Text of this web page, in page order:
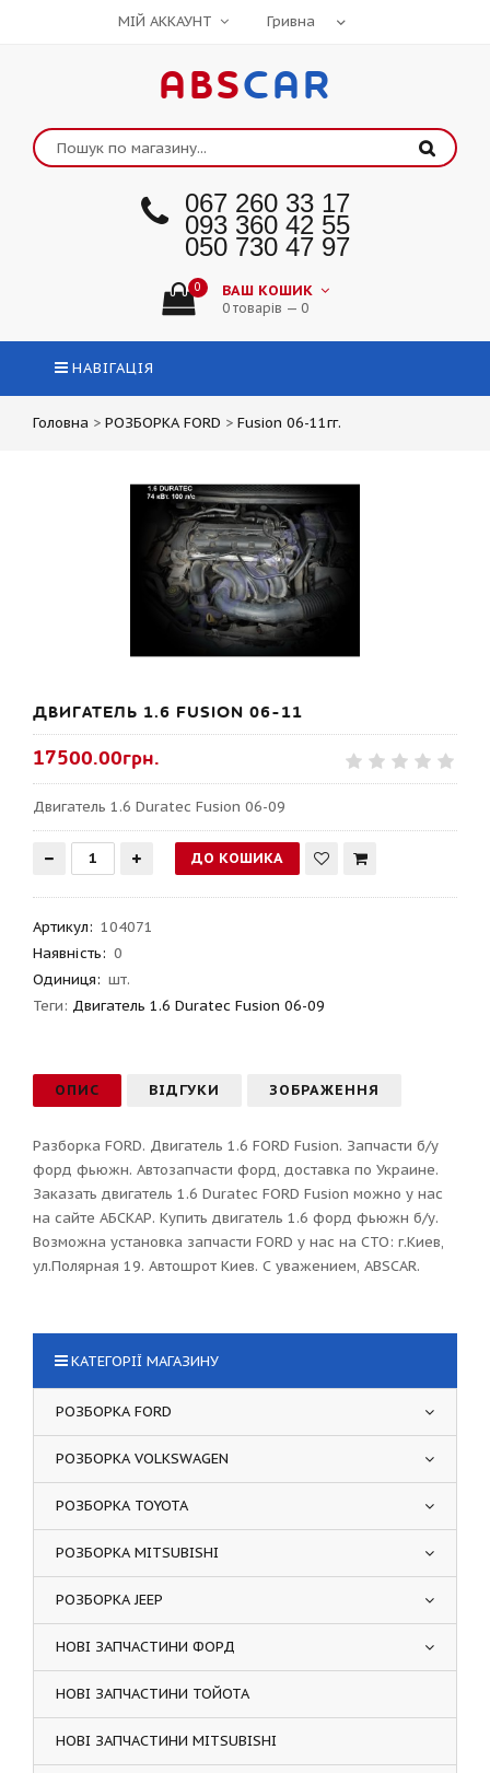
МІЙ АККАУНТ
ABSCAR
067 260 33 17
093 360 42 55
050 730 47 97
0 ВАШ КОШИК
0 товарів — 0
НАВІГАЦІЯ
Головна > РОЗБОРКА FORD > Fusion 06-11гг.
ДВИГАТЕЛЬ 1.6 FUSION 06-11
17500.00грн.
Двигатель 1.6 Duratec Fusion 06-09
Артикул: 104071
Наявність: 0
Одиниця: шт.
Теги: Двигатель 1.6 Duratec Fusion 06-09
ОПИС ВІДГУКИ ЗОБРАЖЕННЯ
Разборка FORD. Двигатель 1.6 FORD Fusion. Запчасти б/у
форд фьюжн. Автозапчасти форд, доставка по Украине.
Заказать двигатель 1.6 Duratec FORD Fusion можно у нас
на сайте АБСКАР. Купить двигатель 1.6 форд фьюжн б/у.
Возможна установка запчасти FORD у нас на СТО: г.Киев,
ул.Полярная 19. Автошрот Киев. С уважением, ABSCAR.
КАТЕГОРІЇ МАГАЗИНУ
РОЗБОРКА FORD
РОЗБОРКА VOLKSWAGEN
РОЗБОРКА TOYOTA
РОЗБОРКА MITSUBISHI
РОЗБОРКА JEEP
НОВІ ЗАПЧАСТИНИ ФОРД
НОВІ ЗАПЧАСТИНИ ТОЙОТА
НОВІ ЗАПЧАСТИНИ MITSUBISHI